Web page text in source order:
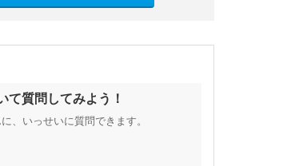
て質問してみよう！
、いっせいに質問できます。